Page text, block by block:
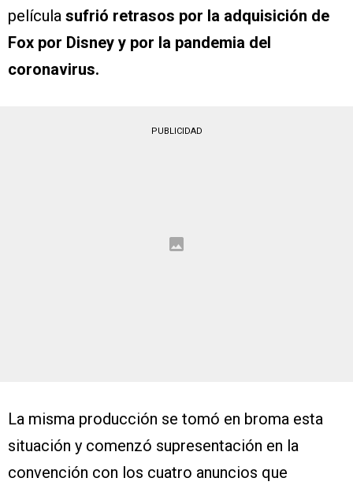
película sufrió retrasos por la adquisición de
Fox por Disney y por la pandemia del
coronavirus.
PUBLICIDAD
La misma producción se tomó en broma esta
situación y comenzó supresentación en la
convención con los cuatro anuncios que